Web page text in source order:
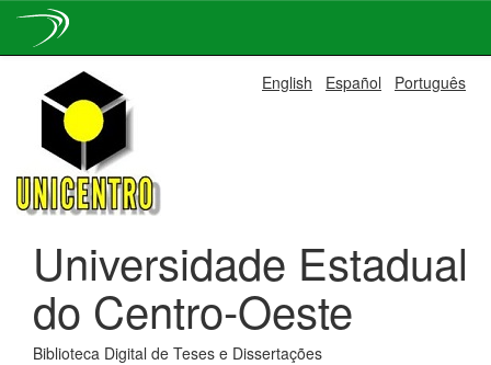
navigation
English Español Português
Universidade Estadual
do Centro-Oeste
Biblioteca Digital de Teses e Dissertações